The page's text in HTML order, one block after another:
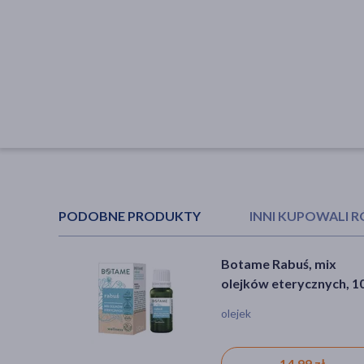
PODOBNE PRODUKTY INNI KUPOWALI
Botame Rabuś, mix
olejków eterycznych,
olejek
Vera Nord, olejek
eteryczny, na
olejek, zmęczenie, bez